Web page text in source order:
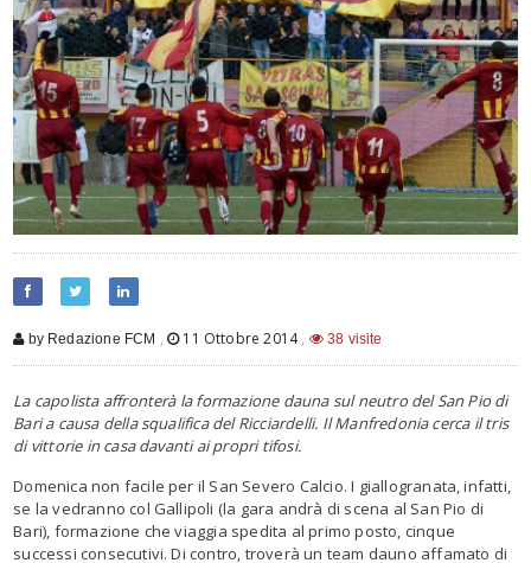
by Redazione FCM , 11 Ottobre 2014, 38 visite
La capolista affronterà la formazione dauna sul neutro del San Pio di
Bari a causa della squalifica del Ricciardelli. Il Manfredonia cerca il tris
di vittorie in casa davanti ai propri tifosi.
Domenica non facile per il San Severo Calcio. I giallogranata, infatti,
se la vedranno col Gallipoli (la gara andrà di scena al San Pio di
Bari), formazione che viaggia spedita al primo posto, cinque
successi consecutivi. Di contro, troverà un team dauno affamato di